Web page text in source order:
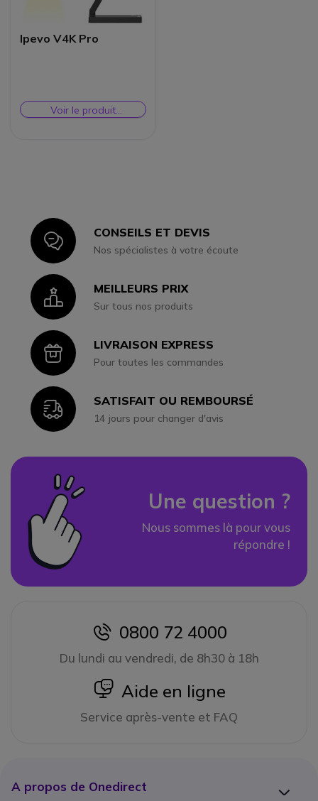
Ipevo V4K Pro
Voir le produit
remplaçant
IconCONSEILS ET DEVIS
Nos spécialistes à votre écoute
IconMEILLEURS PRIX
Sur tous nos produits
IconLIVRAISON EXPRESS
Pour toutes les commandes
IconSATISFAIT OU REMBOURSÉ
14 jours pour changer d'avis
Une question ?
Nous sommes là pour vous
répondre !
icon
0800 72 4000
Du lundi au vendredi, de 8h30 à 18h
icon
Aide en ligne
Service après-vente et FAQ
A propos de Onedirect